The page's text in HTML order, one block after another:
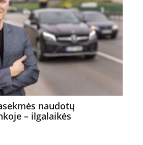
naudotų
– ilgalaikės